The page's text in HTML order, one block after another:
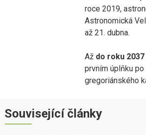
roce 2019,
Astronomická
až 21. dubna.
Až do roku
prvním úplňku
gregoriánského
Související články